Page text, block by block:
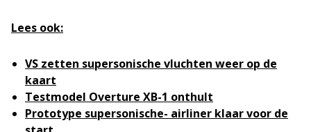
Lees ook:
VS zetten supersonische vluchten weer op de
kaart
Testmodel Overture XB-1 onthult
Prototype supersonische- airliner klaar voor de